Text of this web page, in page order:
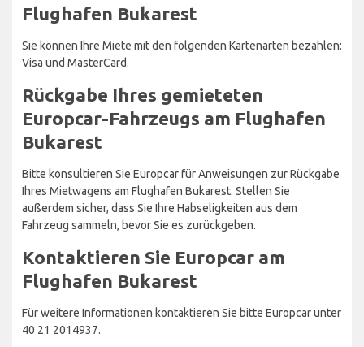
Flughafen Bukarest
Sie können Ihre Miete mit den folgenden Kartenarten bezahlen:
Visa und MasterCard.
Rückgabe Ihres gemieteten
Europcar-Fahrzeugs am Flughafen
Bukarest
Bitte konsultieren Sie Europcar für Anweisungen zur Rückgabe
Ihres Mietwagens am Flughafen Bukarest. Stellen Sie
außerdem sicher, dass Sie Ihre Habseligkeiten aus dem
Fahrzeug sammeln, bevor Sie es zurückgeben.
Kontaktieren Sie Europcar am
Flughafen Bukarest
Für weitere Informationen kontaktieren Sie bitte Europcar unter
40 21 2014937.